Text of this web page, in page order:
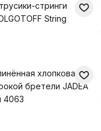
стринги
String
хлопковая
бретели JADEA
4063